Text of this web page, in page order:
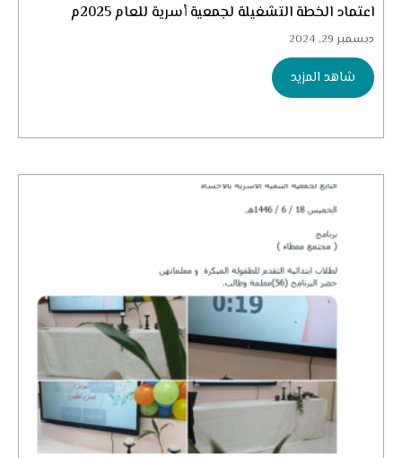
اعتماد الخطة التشغيلة لجمعية أسرية للعام 2025م
ديسمبر 29, 2024
شاهد المزيد